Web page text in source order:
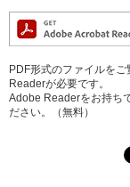
PDF形式のファイルを
Readerが必要です。
Adobe Readerをお持ち
ださい。（無料）